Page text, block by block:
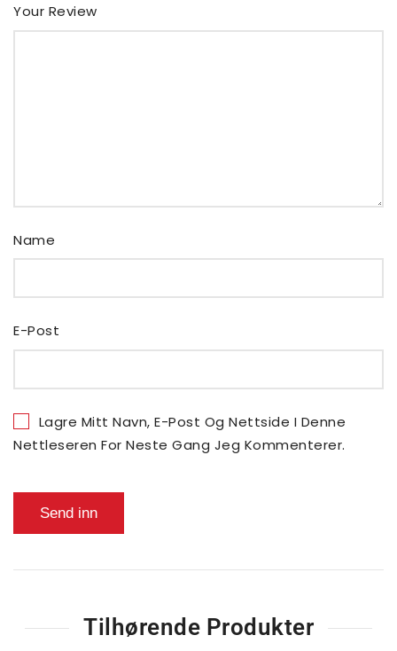
Your Review
Name
E-Post
Lagre Mitt Navn, E-Post Og Nettside I Denne
Nettleseren For Neste Gang Jeg Kommenterer.
Tilhørende Produkter